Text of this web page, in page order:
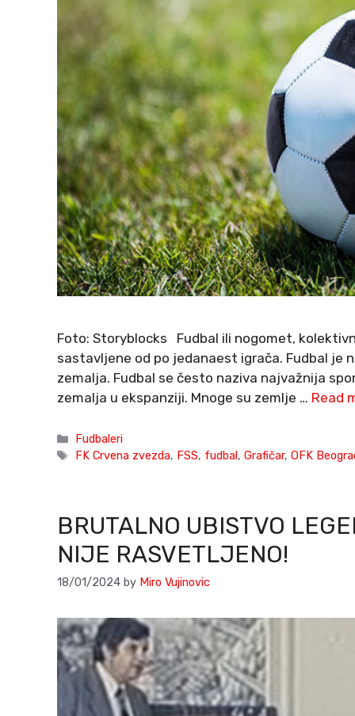
Foto: Storyblocks Fudbal ili nogomet,
sastavljene od po jedanaest igrača. Fudbal je
zemalja. Fudbal se često naziva najvažnija
zemalja u ekspanziji. Mnoge su zemlje … Read
Categories
Fudbaleri
Tags
FK Crvena zvezda, FSS, fudbal,Grafičar,OFK
BRUTALNO UBISTVO
NIJE RASVETLJENO!
18/01/2024 by Miro Vujinovic